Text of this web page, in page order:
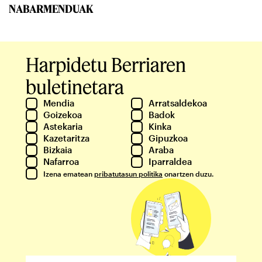
NABARMENDUAK
Harpidetu Berriaren
buletinetara
Mendia
Arratsaldekoa
Goizekoa
Badok
Astekaria
Kinka
Kazetaritza
Gipuzkoa
Bizkaia
Araba
Nafarroa
Iparraldea
Izena ematean pribatutasun politika onartzen duzu.